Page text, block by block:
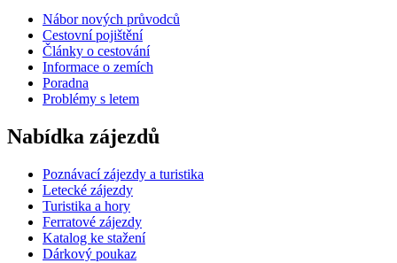
Nábor nových průvodců
Cestovní pojištění
Články o cestování
Informace o zemích
Poradna
Problémy s letem
Nabídka zájezdů
Poznávací zájezdy a turistika
Letecké zájezdy
Turistika a hory
Ferratové zájezdy
Katalog ke stažení
Dárkový poukaz